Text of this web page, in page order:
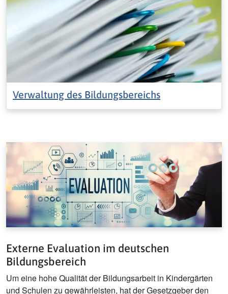
Verwaltung des Bildungsbereichs
Externe Evaluation im deutschen
Bildungsbereich
Um eine hohe Qualität der Bildungsarbeit in Kindergärten
und Schulen zu gewährleisten, hat der Gesetzgeber den